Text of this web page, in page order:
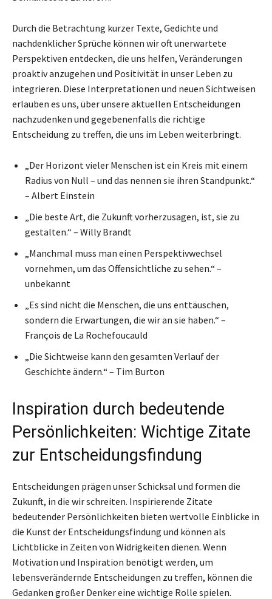
Durch die Betrachtung kurzer Texte, Gedichte und
nachdenklicher Sprüche können wir oft unerwartete
Perspektiven entdecken, die uns helfen, Veränderungen
proaktiv anzugehen und Positivität in unser Leben zu
integrieren. Diese Interpretationen und neuen Sichtweisen
erlauben es uns, über unsere aktuellen Entscheidungen
nachzudenken und gegebenenfalls die richtige
Entscheidung zu treffen, die uns im Leben weiterbringt.
„Der Horizont vieler Menschen ist ein Kreis mit einem
Radius von Null – und das nennen sie ihren Standpunkt.“
– Albert Einstein
„Die beste Art, die Zukunft vorherzusagen, ist, sie zu
gestalten.“ – Willy Brandt
„Manchmal muss man einen Perspektivwechsel
vornehmen, um das Offensichtliche zu sehen.“ –
unbekannt
„Es sind nicht die Menschen, die uns enttäuschen,
sondern die Erwartungen, die wir an sie haben.“ –
François de La Rochefoucauld
„Die Sichtweise kann den gesamten Verlauf der
Geschichte ändern.“ – Tim Burton
Inspiration durch bedeutende
Persönlichkeiten: Wichtige Zitate
zur Entscheidungsfindung
Entscheidungen prägen unser Schicksal und formen die
Zukunft, in die wir schreiten. Inspirierende Zitate
bedeutender Persönlichkeiten bieten wertvolle Einblicke in
die Kunst der Entscheidungsfindung und können als
Lichtblicke in Zeiten von Widrigkeiten dienen. Wenn
Motivation und Inspiration benötigt werden, um
lebensverändernde Entscheidungen zu treffen, können die
Gedanken großer Denker eine wichtige Rolle spielen.